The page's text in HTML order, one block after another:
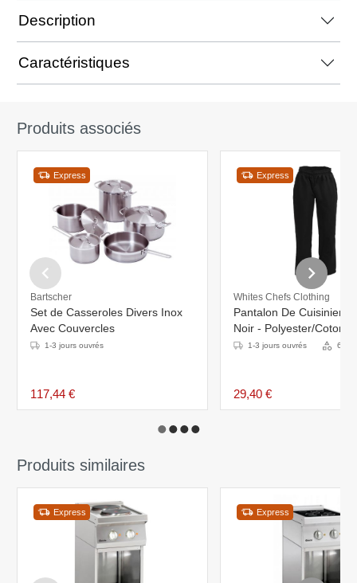
Description
Caractéristiques
Produits associés
Express
Bartscher
Set de Casseroles Divers Inox
Avec Couvercles
1-3 jours ouvrés
117,44 €
Express
Whites Chefs Clothing
Pantalon De Cuisinier
Noir - Polyester/Coton -
Disponibles En 6 Tailles
1-3 jours ouvrés 6
29,40 €
Produits similaires
Express Express